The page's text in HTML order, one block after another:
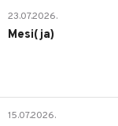
23.07.2026.
Mesi(ja)
15.07.2026.